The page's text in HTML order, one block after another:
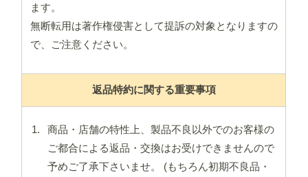
ます。
無断転用は著作権侵害として提訴の対象となりますの
で、ご注意ください。
返品特約に関する重要事項
商品・店舗の特性上、製品不良以外でのお客様の
ご都合による返品・交換はお受けできませんので
予めご了承下さいませ。 (もちろん初期不良品・